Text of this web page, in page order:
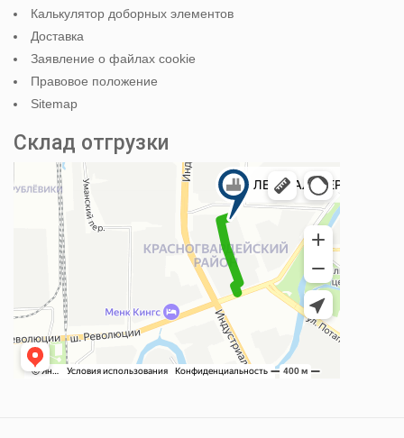
Калькулятор доборных элементов
Доставка
Заявление о файлах cookie
Правовое положение
Sitemap
Склад отгрузки